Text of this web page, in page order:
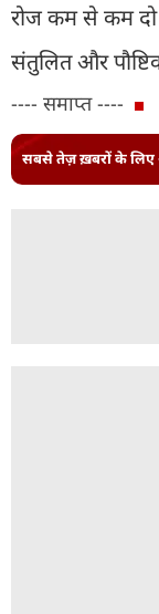
रोज कम से कम दो
संतुलित और
---- समाप्त ----
सबसे तेज़ ख़बरों के